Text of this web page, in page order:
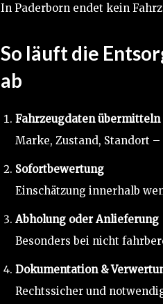
In Paderborn endet kein
So läuft die
ab
Fahrzeugdaten übermitteln
Marke, Zustand, Standort
Sofortbewertung
Einschätzung innerhalb
Abholung oder Anlieferung
Besonders bei nicht
Dokumentation &
Rechtssicher und